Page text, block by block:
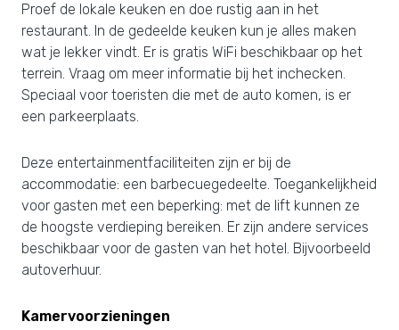
Proef de lokale keuken en doe rustig aan in het
restaurant. In de gedeelde keuken kun je alles maken
wat je lekker vindt. Er is gratis WiFi beschikbaar op het
terrein. Vraag om meer informatie bij het inchecken.
Speciaal voor toeristen die met de auto komen, is er
een parkeerplaats.
Deze entertainmentfaciliteiten zijn er bij de
accommodatie: een barbecuegedeelte. Toegankelijkheid
voor gasten met een beperking: met de lift kunnen ze
de hoogste verdieping bereiken. Er zijn andere services
beschikbaar voor de gasten van het hotel. Bijvoorbeeld
autoverhuur.
Kamervoorzieningen